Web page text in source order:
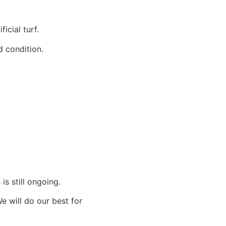
turf.
condition.
is still ongoing.
will do our best for